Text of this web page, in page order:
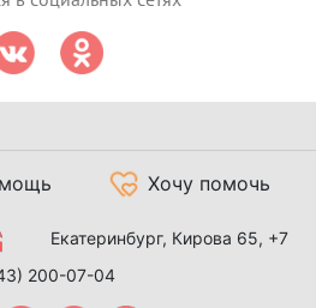
Хочу помочь
Екатеринбург, Кирова 65, +7
200-07-04